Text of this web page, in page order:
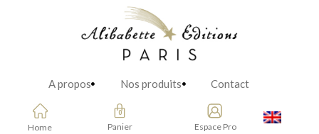
A propos Nos produits Contact
Home Panier Espace Pro